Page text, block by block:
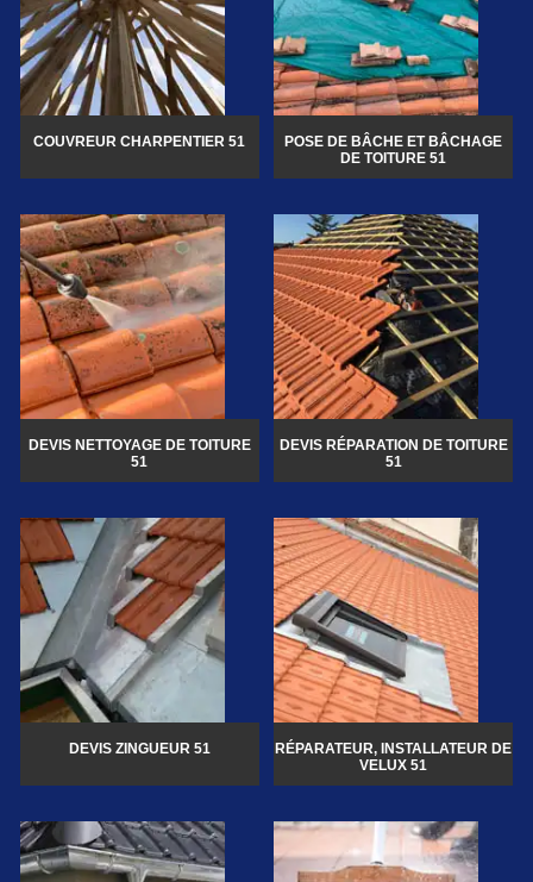
COUVREUR CHARPENTIER 51
POSE DE BÂCHE ET BÂCHAGE
DE TOITURE 51
DEVIS NETTOYAGE DE TOITURE
51
DEVIS RÉPARATION DE TOITURE
51
DEVIS ZINGUEUR 51
RÉPARATEUR, INSTALLATEUR DE
VELUX 51